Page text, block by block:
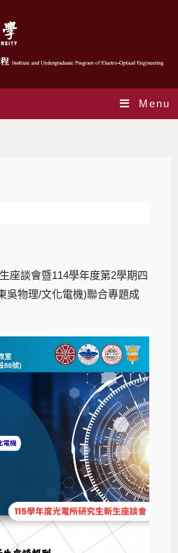
Menu
座談會暨114學年度第2學期四
吳物理/文化電機)聯合專題成